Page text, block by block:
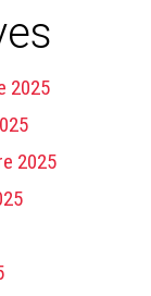
2025
2025